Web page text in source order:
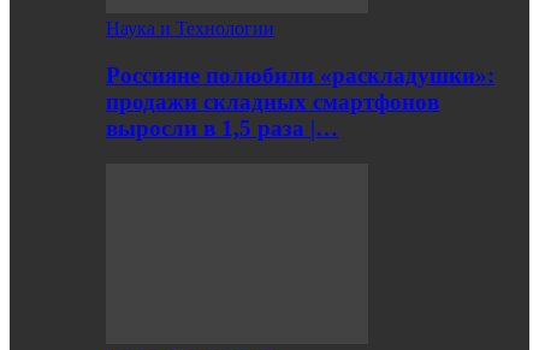
Наука и Технологии
Россияне полюбили «раскладушки»:
продажи складных смартфонов
выросли в 1,5 раза |…